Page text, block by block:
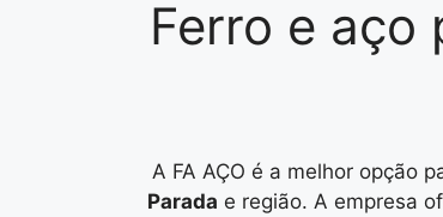
Ferro e aço
A FA AÇO é a melhor opção
Parada e região. A empresa